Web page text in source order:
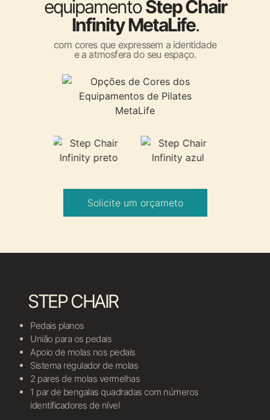
equipamentoStep Chair
Infinity MetaLife.
com cores que expressem a identidade
e a atmosfera do seu espaço.
Solicite um orçameto
STEP CHAIR
Pedais planos
União para os pedais
Apoio de molas nos pedais
Sistema regulador de molas
2 pares de molas vermelhas
1 par de bengalas quadradas com números
identificadores de nível